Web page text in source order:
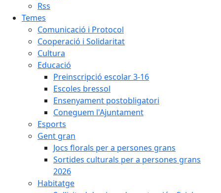
Rss
Temes
Comunicació i Protocol
Cooperació i Solidaritat
Cultura
Educació
Preinscripció escolar 3-16
Escoles bressol
Ensenyament postobligatori
Coneguem l'Ajuntament
Esports
Gent gran
Jocs florals per a persones grans
Sortides culturals per a persones grans
2026
Habitatge